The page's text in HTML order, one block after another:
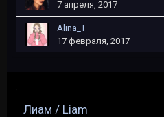
7 апреля, 2017
Alina_T
17 февраля, 2017
Лиам / Liam